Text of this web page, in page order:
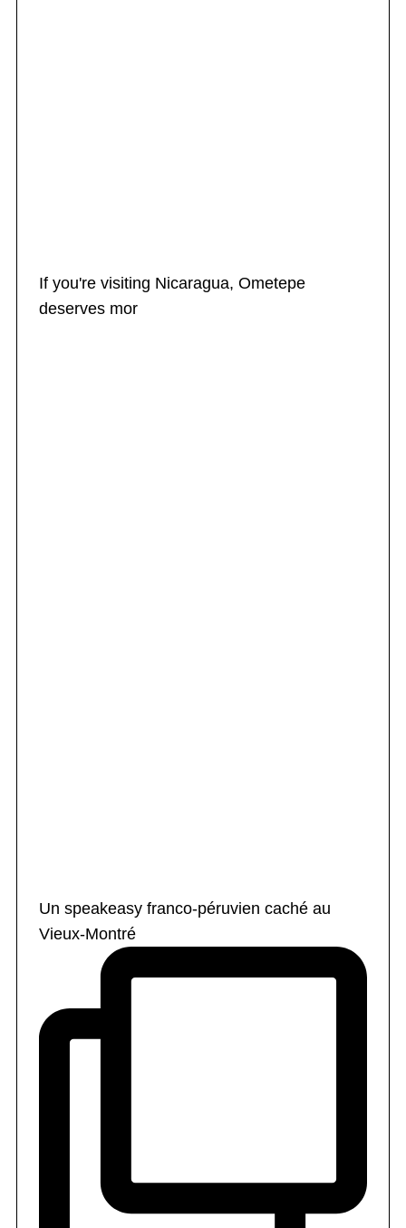
If you're visiting Nicaragua, Ometepe
deserves mor
Un speakeasy franco-péruvien caché au
Vieux-Montré